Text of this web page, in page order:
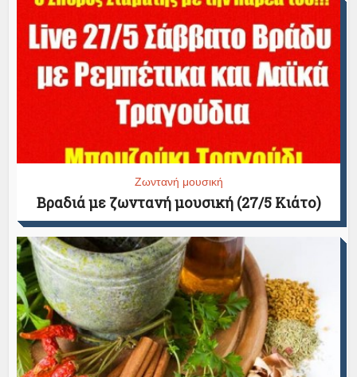
Ζωντανή μουσική
Βραδιά με ζωντανή μουσική (27/5 Κιάτο)